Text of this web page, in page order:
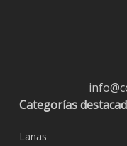
Categorías
Lanas